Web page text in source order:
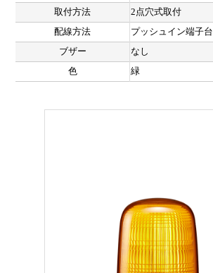
取付方法
2点穴式取付
配線方法
プッシュイン端子台
ブザー
なし
色
緑